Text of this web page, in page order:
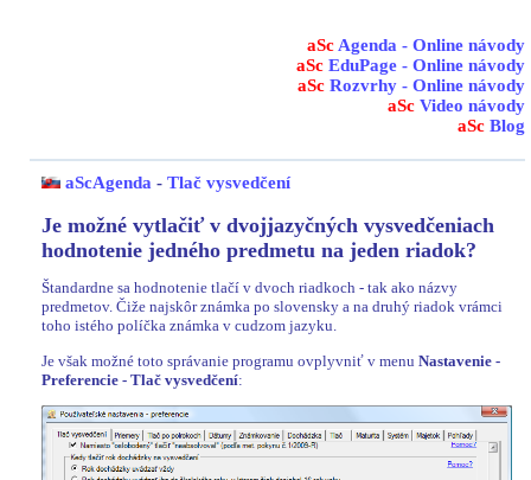
aSc Agenda - Online návody
aSc EduPage - Online návody
aSc Rozvrhy - Online návody
aSc Video návody
aSc Blog
aScAgenda - Tlač vysvedčení
Je možné vytlačiť v dvojjazyčných vysvedčeniach
hodnotenie jedného predmetu na jeden riadok?
Štandardne sa hodnotenie tlačí v dvoch riadkoch - tak ako názvy
predmetov. Čiže najskôr známka po slovensky a na druhý riadok vrámci
toho istého políčka známka v cudzom jazyku.
Je však možné toto správanie programu ovplyvniť v menu Nastavenie -
Preferencie - Tlač vysvedčení: